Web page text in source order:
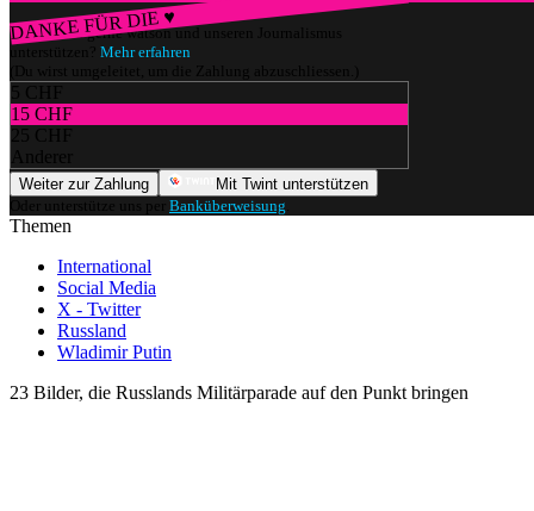
DANKE FÜR DIE ♥
Würdest du gerne watson und unseren Journalismus
unterstützen? Mehr erfahren
(Du wirst umgeleitet, um die Zahlung abzuschliessen.)
5 CHF
15 CHF
25 CHF
Anderer
Weiter zur Zahlung
Mit Twint unterstützen
Oder unterstütze uns per Banküberweisung
Themen
International
Social Media
X - Twitter
Russland
Wladimir Putin
23 Bilder, die Russlands Militärparade auf den Punkt bringen